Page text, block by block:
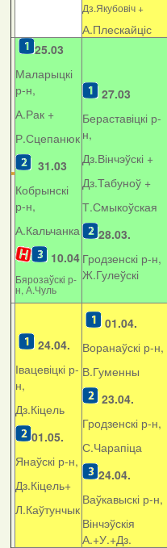
Дз.Якубовіч +
А.Плескайціс
25.03
Маларыцкі
р-н,
А.Рак +
Р.Сцепанюк
31.03
Кобрынскі
р-н,
А.Кальчанка
10.04
Бярозаўскі р-
н, А.Чуль
27.03
Бераставіцкі р-
н,
Дз.Вінчэўскі +
Дз.Табуноў +
Т.Смыкоўская
28.03.
Гродзенскі р-н,
Ж.Гулеўскі
24.04.
Івацевіцкі р-
н,
Дз.Кіцель
01.05.
Янаўскі р-н,
Дз.Кіцель+
Л.Каўтунчык
01.04.
Воранаўскі р-н,
В.Гуменны
23.04.
Гродзенскі р-н,
С.Чарапіца
24.04.
Ваўкавыскі р-н,
Вінчэўскія
А.+У.+Дз.